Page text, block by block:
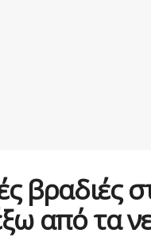
βραδιές
από τα